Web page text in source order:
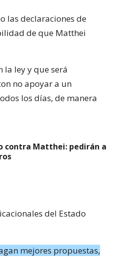
las declaraciones de
de que Matthei
la ley y que será
no apoyar a un
los días, de manera
contra Matthei: pedirán a
del Estado
mejores propuestas,